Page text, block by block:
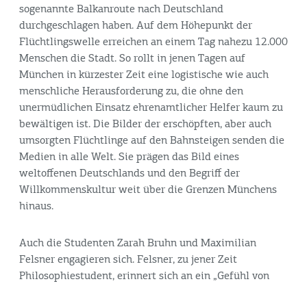
sogenannte Balkanroute nach Deutschland
durchgeschlagen haben. Auf dem Höhepunkt der
Flüchtlingswelle erreichen an einem Tag nahezu 12.000
Menschen die Stadt. So rollt in jenen Tagen auf
München in kürzester Zeit eine logistische wie auch
menschliche Herausforderung zu, die ohne den
unermüdlichen Einsatz ehrenamtlicher Helfer kaum zu
bewältigen ist. Die Bilder der erschöpften, aber auch
umsorgten Flüchtlinge auf den Bahnsteigen senden die
Medien in alle Welt. Sie prägen das Bild eines
weltoffenen Deutschlands und den Begriff der
Willkommenskultur weit über die Grenzen Münchens
hinaus.
Auch die Studenten Zarah Bruhn und Maximilian
Felsner engagieren sich. Felsner, zu jener Zeit
Philosophiestudent, erinnert sich an ein „Gefühl von